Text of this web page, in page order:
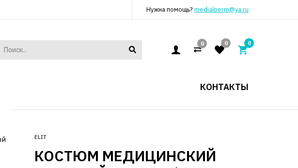
Нужна помощь?medialperm@ya.ru
0 0 0
КОНТАКТЫ
ELIT
КОСТЮМ МЕДИЦИНСКИЙ